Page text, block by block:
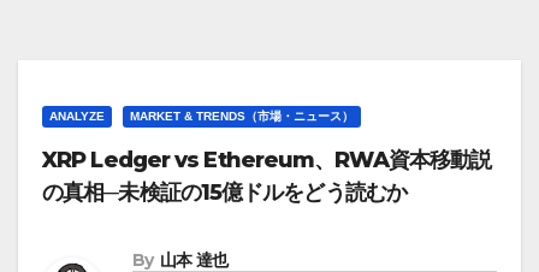
ANALYZE MARKET & TRENDS（市場・ニュース）
XRP Ledger vs Ethereum、RWA資本移動説
の真相─未検証の15億ドルをどう読むか
By 山本 達也